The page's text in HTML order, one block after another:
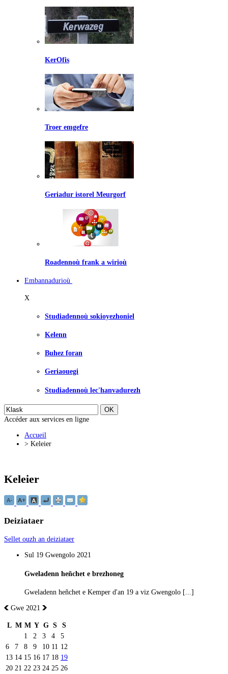
KerOfis
Troer emgefre
Geriadur istorel Meurgorf
Roadennoù frank a wirioù
Embannadurioù
X
Studiadennoù sokioyezhoniel
Kelenn
Buhez foran
Geriaouegi
Studiadennoù lec'hanvadurezh
Accéder aux services en ligne
Accueil
> Keleier
Keleier
Deiziataer
Sellet ouzh an deiziataer
Sul 19 Gwengolo 2021
Gweladenn heñchet e brezhoneg
Gweladenn heñchet e Kemper d'an 19 a viz Gwengolo [...]
Gwe 2021
L M M Y G S
S
1
2 3 4
5
6
7 8 9 10 11 12
13 14 15 16 17 18 19
20 21 22 23 24 25 26